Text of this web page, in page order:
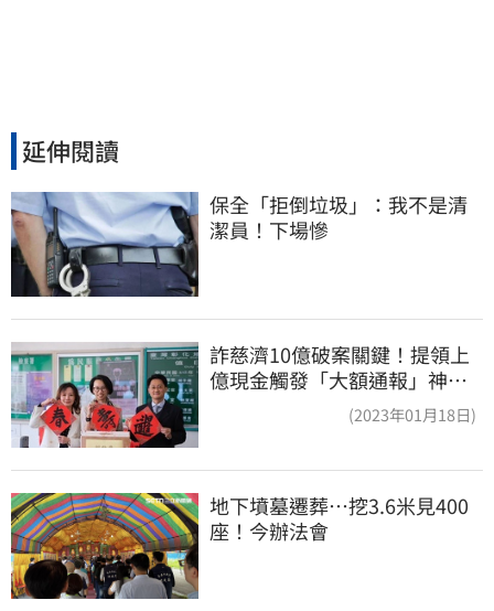
延伸閱讀
保全「拒倒垃圾」：我不是清
潔員！下場慘
詐慈濟10億破案關鍵！提領上
億現金觸發「大額通報」神鬼
(2023年01月18日)
地下墳墓遷葬…挖3.6米見400
座！今辦法會